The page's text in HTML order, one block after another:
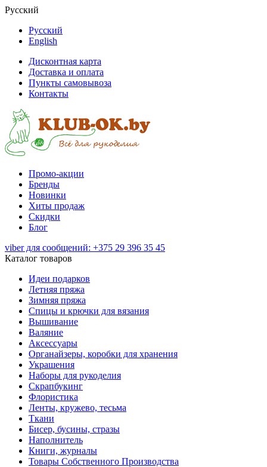
Русский
Русский
English
Дисконтная карта
Доставка и оплата
Пункты самовывоза
Контакты
Промо-акции
Бренды
Новинки
Хиты продаж
Скидки
Блог
viber для сообщений: +375 29 396 35 45
Каталог товаров
Идеи подарков
Летняя пряжа
Зимняя пряжа
Спицы и крючки для вязания
Вышивание
Валяние
Аксессуары
Органайзеры, коробки для хранения
Украшения
Наборы для рукоделия
Скрапбукинг
Флористика
Ленты, кружево, тесьма
Ткани
Бисер, бусины, стразы
Наполнитель
Книги, журналы
Товары Собственного Производства